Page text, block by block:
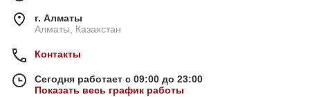
г. Алматы
Алматы, Казахстан
Контакты
Сегодня работает с 09:00 до 23:00
Показать весь график работы